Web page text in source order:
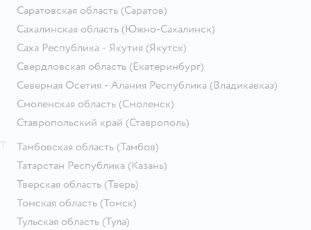
Саратовская область (Саратов)
Сахалинская область (Южно-Сахалинск)
Саха Республика - Якутия (Якутск)
Свердловская область (Екатеринбург)
Северная Осетия - Алания Республика (Владикавказ)
Смоленская область (Смоленск)
Ставропольский край (Ставрополь)
Тамбовская область (Тамбов)
Татарстан Республика (Казань)
Тверская область (Тверь)
Томская область (Томск)
Тульская область (Тула)